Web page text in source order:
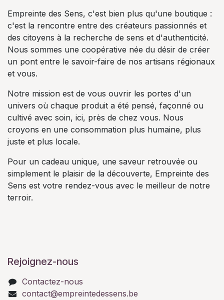
Empreinte des Sens, c'est bien plus qu'une boutique :
c'est la rencontre entre des créateurs passionnés et
des citoyens à la recherche de sens et d'authenticité.
Nous sommes une coopérative née du désir de créer
un pont entre le savoir-faire de nos artisans régionaux
et vous.
Notre mission est de vous ouvrir les portes d'un
univers où chaque produit a été pensé, façonné ou
cultivé avec soin, ici, près de chez vous. Nous
croyons en une consommation plus humaine, plus
juste et plus locale.
Pour un cadeau unique, une saveur retrouvée ou
simplement le plaisir de la découverte, Empreinte des
Sens est votre rendez-vous avec le meilleur de notre
terroir.
Rejoignez-nous
Contactez-nous
contact@empreintedessens.be